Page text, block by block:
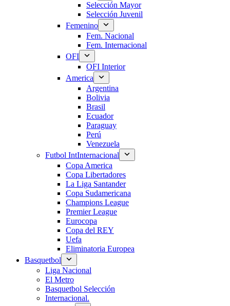
Selección Mayor
Selección Juvenil
Femenino
Fem. Nacional
Fem. Internacional
OFI
OFI Interior
America
Argentina
Bolivia
Brasil
Ecuador
Paraguay
Perú
Venezuela
Futbol IntInternacional
Copa America
Copa Libertadores
La Liga Santander
Copa Sudamericana
Champions League
Premier League
Eurocopa
Copa del REY
Uefa
Eliminatoria Europea
Basquetbol
Liga Nacional
El Metro
Basquetbol Selección
Internacional.